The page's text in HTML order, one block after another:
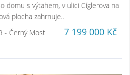
domu s výtahem, v ulici Cíglerova na
plocha zahrnuje..
- Černý Most 7 199 000 Kč